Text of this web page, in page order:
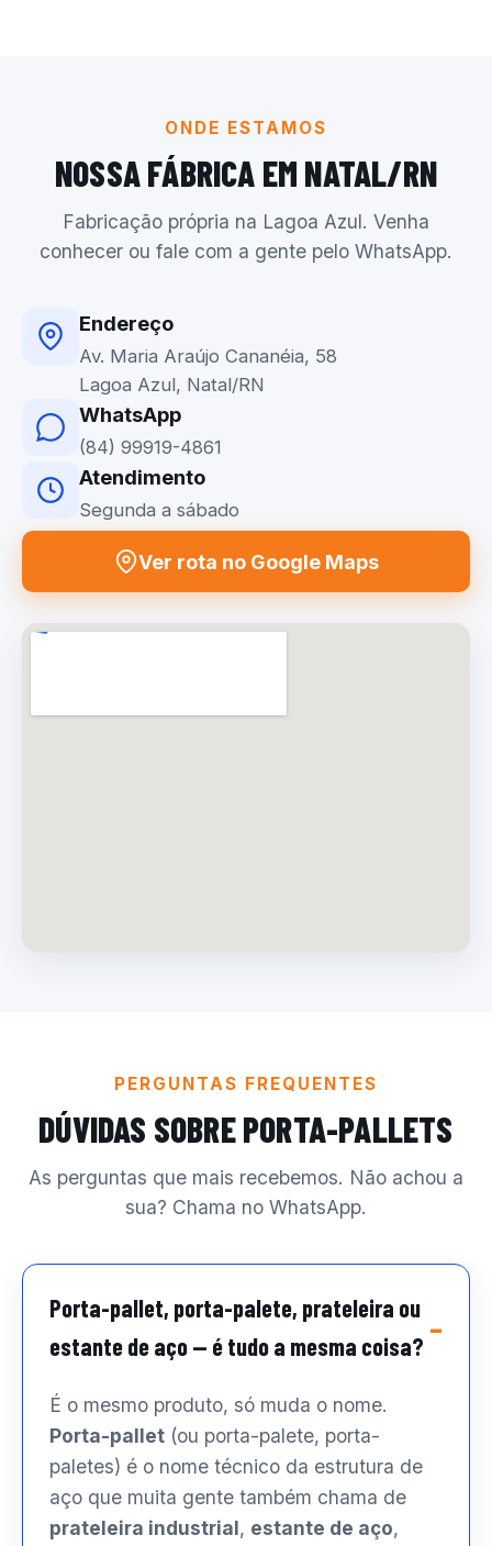
ONDE ESTAMOS
NOSSA FÁBRICA EM NATAL/RN
Fabricação própria na Lagoa Azul. Venha
conhecer ou fale com a gente pelo WhatsApp.
Endereço
Av. Maria Araújo Cananéia, 58
Lagoa Azul, Natal/RN
WhatsApp
(84) 99919-4861
Atendimento
Segunda a sábado
Ver rota no Google Maps
PERGUNTAS FREQUENTES
DÚVIDAS SOBRE PORTA-PALLETS
As perguntas que mais recebemos. Não achou a
sua? Chama no WhatsApp.
Porta-pallet, porta-palete, prateleira ou
estante de aço — é tudo a mesma coisa?
É o mesmo produto, só muda o nome.
Porta-pallet (ou porta-palete, porta-
paletes) é o nome técnico da estrutura de
aço que muita gente também chama de
prateleira industrial, estante de aço,